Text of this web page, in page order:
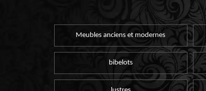
Meubles anciens et modernes
bibelots